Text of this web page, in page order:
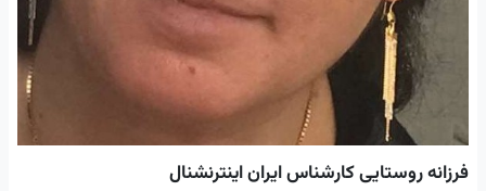
فرزانه روستایی کارشناس ایران اینترنشنال